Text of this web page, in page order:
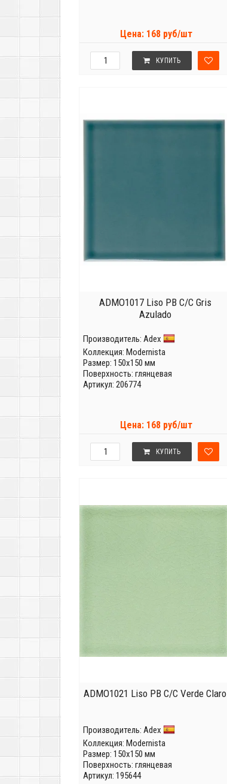
Цена: 168 руб/шт
КУПИТЬ
ADMO1017 Liso PB C/C Gris
Azulado
Производитель: Adex
Коллекция: Modernista
Размер: 150x150 мм
Поверхность: глянцевая
Артикул: 206774
Цена: 168 руб/шт
КУПИТЬ
ADMO1021 Liso PB C/C Verde Claro
Производитель: Adex
Коллекция: Modernista
Размер: 150x150 мм
Поверхность: глянцевая
Артикул: 195644